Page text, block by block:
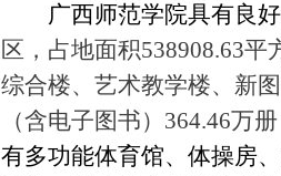
广西师范学院具有良
区，占地面积538908.63平
综合楼、艺术教学楼、新
（含电子图书） 364.46万
有多功能体育馆、体操房